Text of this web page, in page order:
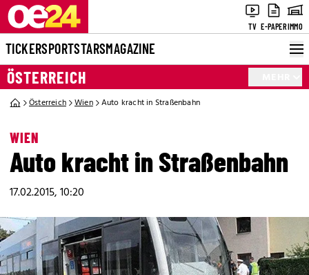
TV E-PAPERIMMO
TICKERSPORTSTARSMAGAZINE
ÖSTERREICH
Österreich Wien Auto kracht in Straßenbahn
WIEN
Auto kracht in Straßenbahn
17.02.2015, 10:20